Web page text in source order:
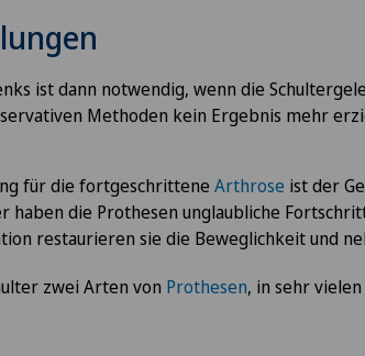
ist dann notwendig, wenn die
Methoden kein Ergebnis mehr
für die fortgeschrittene Arthrose ist der
haben die Prothesen unglaubliche
restaurieren sie die Beweglichkeit und
zwei Arten von Prothesen, in sehr